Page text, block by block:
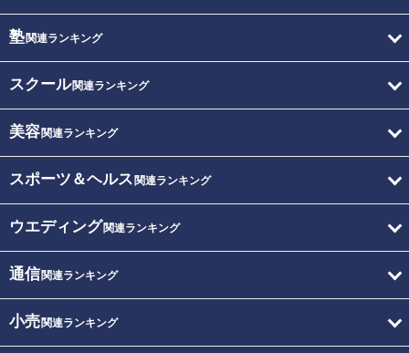
塾関連ランキング
スクール関連ランキング
美容関連ランキング
スポーツ＆ヘルス 関連ランキング
ウエディング関連ランキング
通信関連ランキング
小売関連ランキング